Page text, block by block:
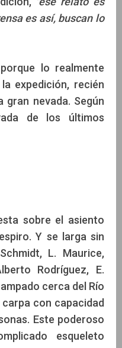
es así, buscan lo
lo realmente
expedición, recién
gran nevada. Según
de los últimos
sobre el asiento
Y se larga sin
L. Maurice,
Rodríguez, E.
cerca del Río
con capacidad
Este poderoso
esqueleto